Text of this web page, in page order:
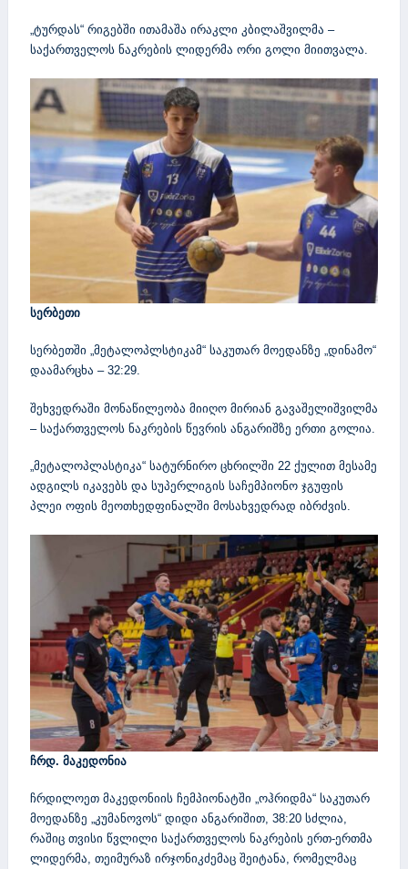
„ტურდას“ რიგებში ითამაშა ირაკლი კბილაშვილმა –
საქართველოს ნაკრების ლიდერმა ორი გოლი მიითვალა.
სერბეთი
სერბეთში „მეტალოპლსტიკამ“ საკუთარ მოედანზე „დინამო“
დაამარცხა – 32:29.
შეხვედრაში მონაწილეობა მიიღო მირიან გავაშელიშვილმა
– საქართველოს ნაკრების წევრის ანგარიშზე ერთი გოლია.
„მეტალოპლასტიკა“ სატურნირო ცხრილში 22 ქულით მესამე
ადგილს იკავებს და სუპერლიგის საჩემპიონო ჯგუფის
პლეი ოფის მეოთხედფინალში მოსახვედრად იბრძვის.
ჩრდ. მაკედონია
ჩრდილოეთ მაკედონიის ჩემპიონატში „ოჰრიდმა“ საკუთარ
მოედანზე „კუმანოვოს“ დიდი ანგარიშით, 38:20 სძლია,
რაშიც თვისი წვლილი საქართველოს ნაკრების ერთ-ერთმა
ლიდერმა, თეიმურაზ ირჯონიკძემაც შეიტანა, რომელმაც